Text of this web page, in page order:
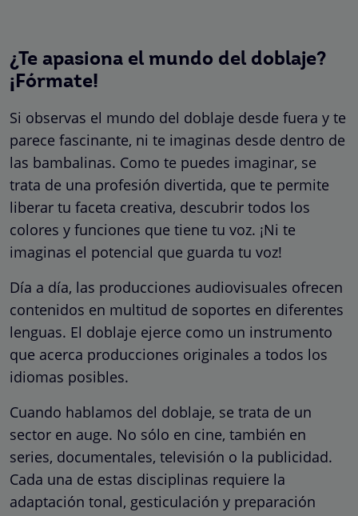
¿Te apasiona el mundo del doblaje?
¡Fórmate!
Si observas el mundo del doblaje desde fuera y te
parece fascinante, ni te imaginas desde dentro de
las bambalinas. Como te puedes imaginar, se
trata de una profesión divertida, que te permite
liberar tu faceta creativa, descubrir todos los
colores y funciones que tiene tu voz. ¡Ni te
imaginas el potencial que guarda tu voz!
Día a día, las producciones audiovisuales ofrecen
contenidos en multitud de soportes en diferentes
lenguas. El doblaje ejerce como un instrumento
que acerca producciones originales a todos los
idiomas posibles.
Cuando hablamos del doblaje, se trata de un
sector en auge. No sólo en cine, también en
series, documentales, televisión o la publicidad.
Cada una de estas disciplinas requiere la
adaptación tonal, gesticulación y preparación